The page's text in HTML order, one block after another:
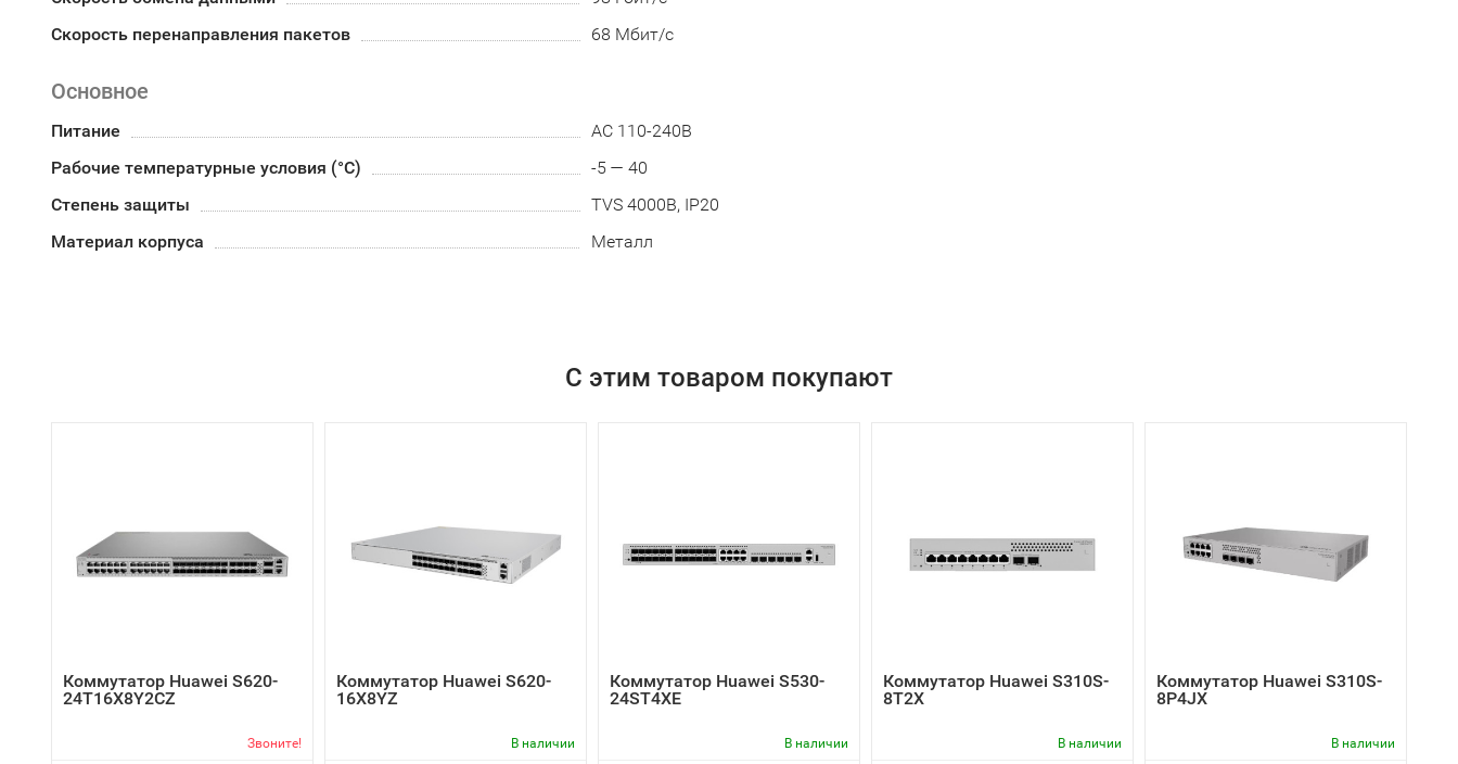
Скорость перенаправления пакетов
68 Мбит/с
Основное
Питание
AC 110-240В
Рабочие температурные условия (°С)
-5 — 40
Степень защиты
TVS 4000В, IP20
Материал корпуса
Металл
С этим товаром покупают
Коммутатор Huawei S620-
24T16X8Y2CZ
Звоните!
Коммутатор Huawei S620-
16X8YZ
В наличии
Коммутатор Huawei S530-
24ST4XE
В наличии
Коммутатор Huawei S310S-
8T2X
В наличии
Коммутатор Huawei S310S-
8P4JX
В наличии